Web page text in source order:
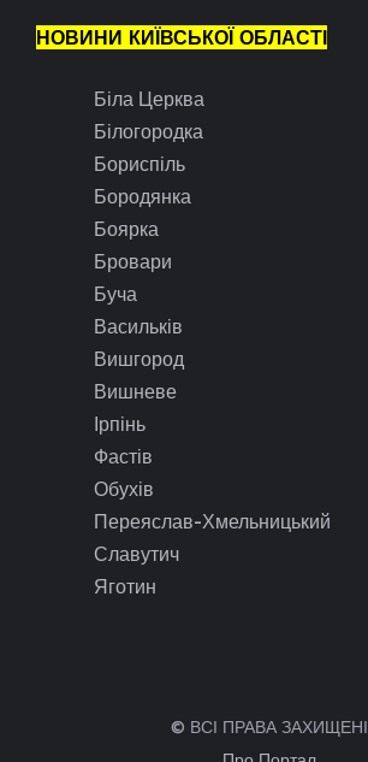
НОВИНИ КИЇВСЬКОЇ ОБЛАСТІ
Біла Церква
Білогородка
Бориспіль
Бородянка
Боярка
Бровари
Буча
Васильків
Вишгород
Вишневе
Ірпінь
Фастів
Обухів
Переяслав-Хмельницький
Славутич
Яготин
© ВСІ ПРАВА ЗАХИЩЕНІ